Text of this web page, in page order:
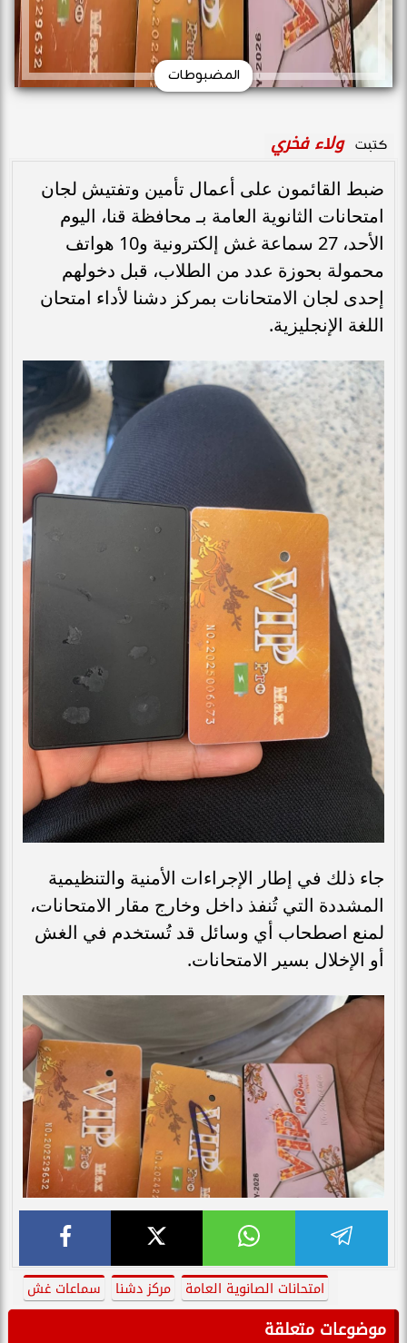
المضبوطات
كتبت ولاء فخري
ضبط القائمون على أعمال تأمين وتفتيش لجان
امتحانات الثانوية العامة بـ محافظة قنا، اليوم
الأحد، 27 سماعة غش إلكترونية و10 هواتف
محمولة بحوزة عدد من الطلاب، قبل دخولهم
إحدى لجان الامتحانات بمركز دشنا لأداء امتحان
اللغة الإنجليزية.
جاء ذلك في إطار الإجراءات الأمنية والتنظيمية
المشددة التي تُنفذ داخل وخارج مقار الامتحانات،
لمنع اصطحاب أي وسائل قد تُستخدم في الغش
أو الإخلال بسير الامتحانات.
امتحانات الصانوية العامة مركز دشنا سماعات غش
موضوعات متعلقة